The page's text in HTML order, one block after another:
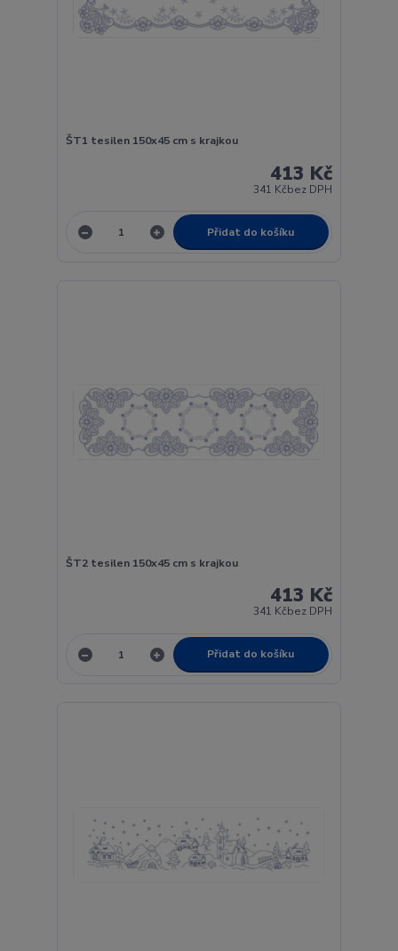
ŠT1 tesilen 150x45 cm s krajkou
413 Kč
341 Kčbez DPH
Přidat do košíku
ŠT2 tesilen 150x45 cm s krajkou
413 Kč
341 Kčbez DPH
Přidat do košíku